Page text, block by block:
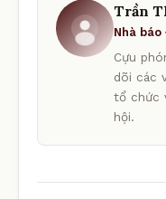
Trần
Nhà báo
Cựu
dõi các
tổ chức
hội.